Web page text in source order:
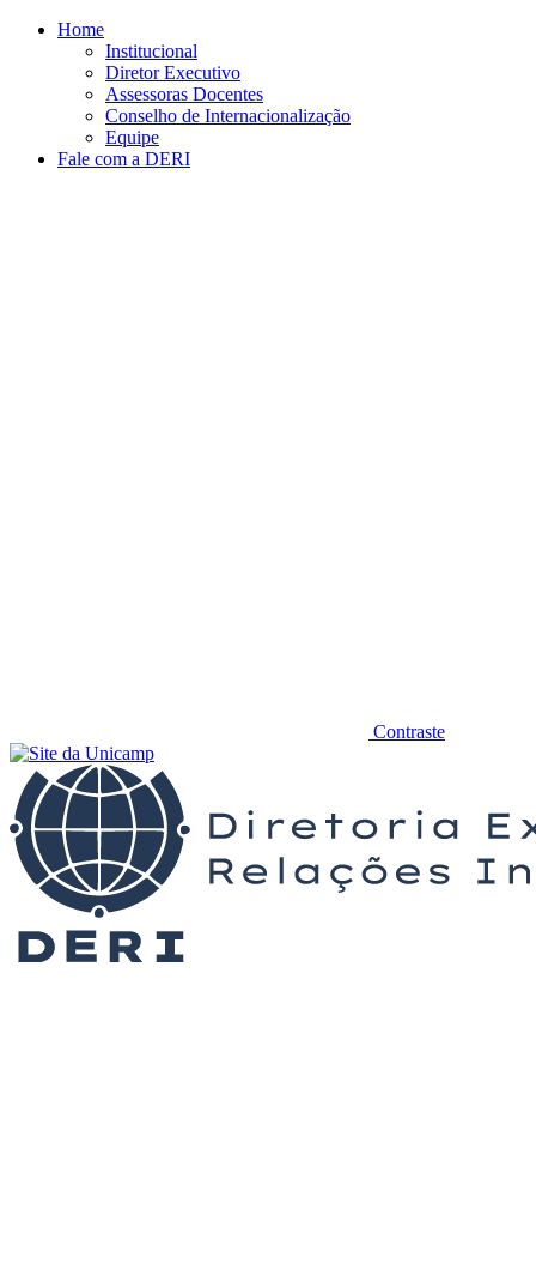
Conteúdo principal
Home
Institucional
Diretor Executivo
Assessoras Docentes
Conselho de Internacionalização
Equipe
Fale com a DERI
Contraste